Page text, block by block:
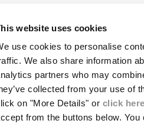
website uses cookies
use cookies to personalise
We also share information
partners who may
collected from your use of
on "More Details" or click here
from the buttons below.
des
et des
sur
ABOUT
NOTRE HISTOIRE
TEINTURE EN PIÈCE
DES VÊTEMENTS
CERTIFICATION DES
CARRIÈRES
PROGRAMME DE RESPONSABILITÉ